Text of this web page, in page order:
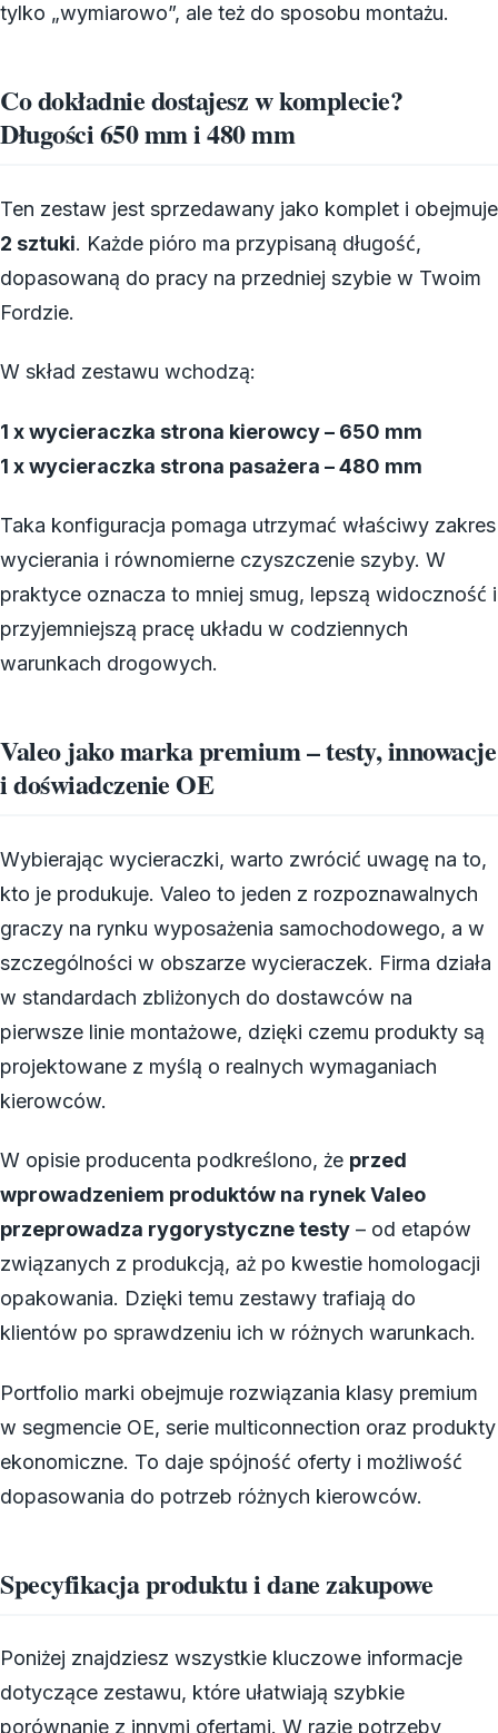
tylko „wymiarowo”, ale też do sposobu montażu.
Co dokładnie dostajesz w komplecie?
Długości 650 mm i 480 mm
Ten zestaw jest sprzedawany jako komplet i obejmuje
2 sztuki. Każde pióro ma przypisaną długość,
dopasowaną do pracy na przedniej szybie w Twoim
Fordzie.
W skład zestawu wchodzą:
1 x wycieraczka strona kierowcy – 650 mm
1 x wycieraczka strona pasażera – 480 mm
Taka konfiguracja pomaga utrzymać właściwy zakres
wycierania i równomierne czyszczenie szyby. W
praktyce oznacza to mniej smug, lepszą widoczność i
przyjemniejszą pracę układu w codziennych
warunkach drogowych.
Valeo jako marka premium – testy, innowacje
i doświadczenie OE
Wybierając wycieraczki, warto zwrócić uwagę na to,
kto je produkuje. Valeo to jeden z rozpoznawalnych
graczy na rynku wyposażenia samochodowego, a w
szczególności w obszarze wycieraczek. Firma działa
w standardach zbliżonych do dostawców na
pierwsze linie montażowe, dzięki czemu produkty są
projektowane z myślą o realnych wymaganiach
kierowców.
W opisie producenta podkreślono, że przed
wprowadzeniem produktów na rynek Valeo
przeprowadza rygorystyczne testy – od etapów
związanych z produkcją, aż po kwestie homologacji
opakowania. Dzięki temu zestawy trafiają do
klientów po sprawdzeniu ich w różnych warunkach.
Portfolio marki obejmuje rozwiązania klasy premium
w segmencie OE, serie multiconnection oraz produkty
ekonomiczne. To daje spójność oferty i możliwość
dopasowania do potrzeb różnych kierowców.
Specyfikacja produktu i dane zakupowe
Poniżej znajdziesz wszystkie kluczowe informacje
dotyczące zestawu, które ułatwiają szybkie
porównanie z innymi ofertami. W razie potrzeby